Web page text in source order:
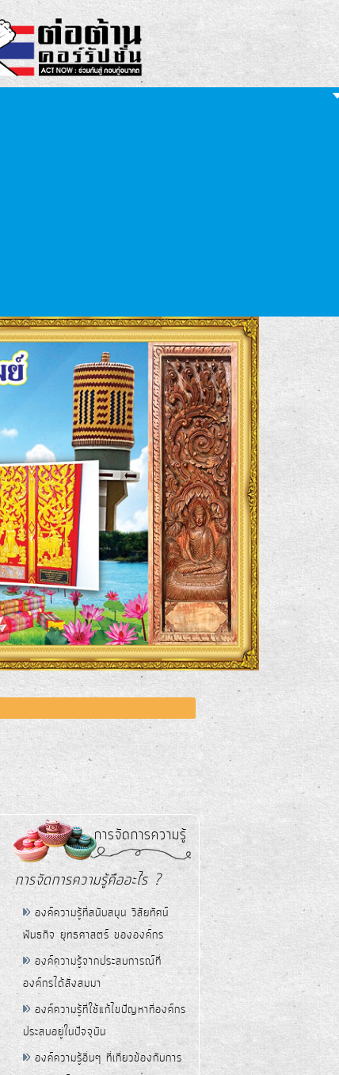
การจัดการความรู้
การจัดการความรู้คืออะไร ?
องค์ความรู้ที่สนับสนุน วิสัยทัศน์
พันธกิจ ยุทธศาสตร์ ขององค์กร
องค์ความรู้จากประสบการณ์ที่
องค์กรได้สั่งสมมา
องค์ความรู้ที่ใช้แก้ไขปัญหาที่องค์กร
ประสบอยู่ในปัจจุบัน
องค์ความรู้อื่นๆ ที่เกี่ยวข้องกับการ